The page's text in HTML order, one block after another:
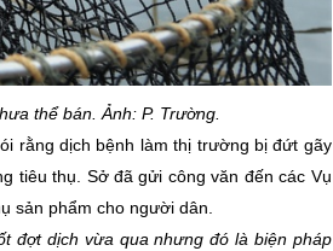
thể bán. Ảnh: P. Trường.
rằng dịch bệnh làm thị trường bị đứt gãy
tiêu thụ. Sở đã gửi công văn đến các Vụ
sản phẩm cho người dân.
đợt dịch vừa qua nhưng đó là biện pháp